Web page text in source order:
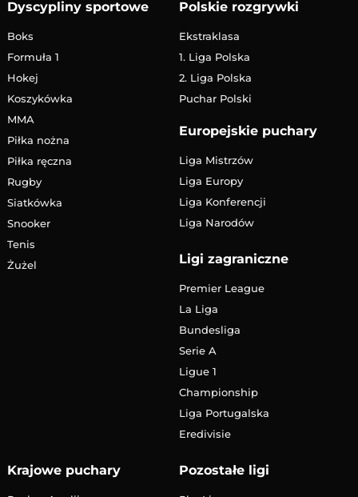
Dyscypliny sportowe
Boks
Formuła 1
Hokej
Koszykówka
MMA
Piłka nożna
Piłka ręczna
Rugby
Siatkówka
Snooker
Tenis
Żużel
Polskie rozgrywki
Ekstraklasa
1. Liga Polska
2. Liga Polska
Puchar Polski
Europejskie puchary
Liga Mistrzów
Liga Europy
Liga Konferencji
Liga Narodów
Ligi zagraniczne
Premier League
La Liga
Bundesliga
Serie A
Ligue 1
Championship
Liga Portugalska
Eredivisie
Krajowe puchary Pozostałe ligi